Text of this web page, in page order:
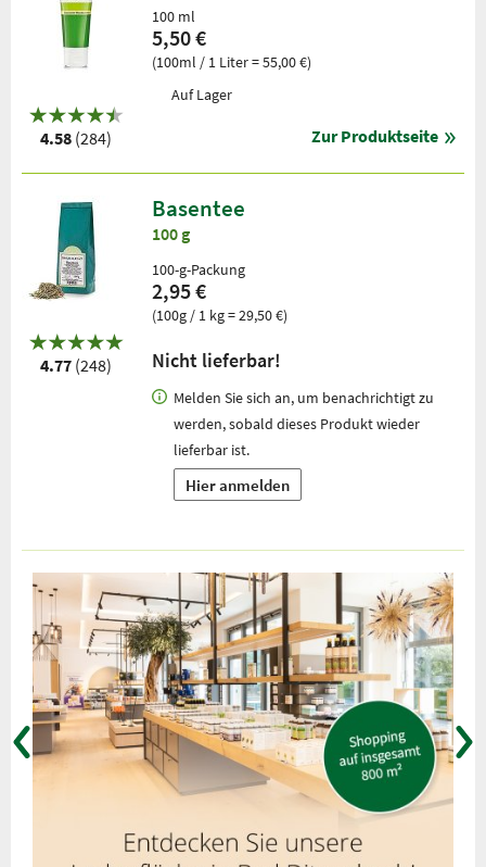
4.58 (284)
100 ml
5,50 €
(100ml / 1 Liter = 55,00 €)
Auf Lager
Zur Produktseite
4.77 (248)
Basentee
100 g
100-g-Packung
2,95 €
(100g / 1 kg = 29,50 €)
Nicht lieferbar!
Melden Sie sich an, um benachrichtigt zu
werden, sobald dieses Produkt wieder
lieferbar ist.
Hier anmelden